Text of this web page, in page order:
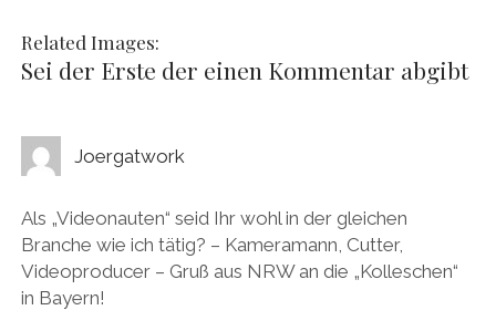
Related Images:
Sei der Erste der einen Kommentar abgibt
Joergatwork
Als „Videonauten“ seid Ihr wohl in der gleichen
Branche wie ich tätig? – Kameramann, Cutter,
Videoproducer – Gruß aus NRW an die „Kolleschen“
in Bayern!